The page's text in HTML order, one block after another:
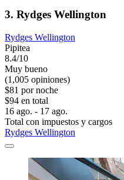
3. Rydges Wellington
Rydges Wellington
Pipitea
8.4/10
Muy bueno
(1,005 opiniones)
$81 por noche
$94 en total
16 ago. - 17 ago.
Total con impuestos y cargos
Rydges Wellington